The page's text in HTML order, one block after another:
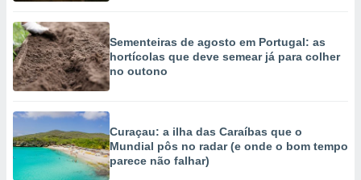
Sementeiras de agosto em Portugal: as
hortícolas que deve semear já para colher
no outono
Curaçau: a ilha das Caraíbas que o
Mundial pôs no radar (e onde o bom tempo
parece não falhar)